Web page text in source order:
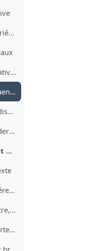
Cartella consegna textes "variétés français" et "Yves Paccalet"
Exemples 2 - typologie narrative et info-explicative
Cartella consegna texte séquence descriptive
Cartella consegna analyses discours procéduraux
Cartella consegna analyses derniers textes (ex. narratif et ex. info-explicatif)
Fiches méthodologiques et matériels divers (pour approfondir les sujets abordés pendant le cours)
Argumenter à l'écrit: les différents plans, l'introduction et la conclusion
L'article de presse: le connaitre, le comprendre, l'apprendre
Historique du concept d'intertextualité